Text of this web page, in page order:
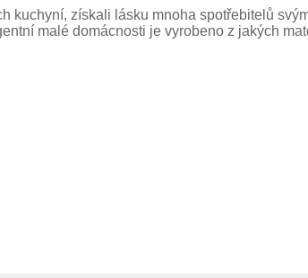
kuchyní, získali lásku mnoha spotřebitelů
malé domácnosti je vyrobeno z jakých